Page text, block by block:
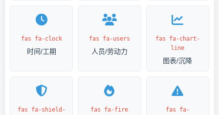
fas fa-clock
时间/工期
fas fa-users
人员/劳动力
fas fa-chart-
line
图表/沉降
fas fa-shield-
fas fa-fire
fas fa-